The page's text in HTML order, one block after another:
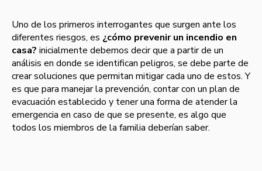
Uno de los primeros interrogantes que surgen ante los
diferentes riesgos, es ¿cómo prevenir un incendio en
casa? inicialmente debemos decir que a partir de un
análisis en donde se identifican peligros, se debe parte de
crear soluciones que permitan mitigar cada uno de estos. Y
es que para manejar la prevención, contar con un plan de
evacuación establecido y tener una forma de atender la
emergencia en caso de que se presente, es algo que
todos los miembros de la familia deberían saber.